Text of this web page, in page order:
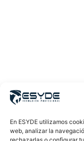
En ESYDE utilizamos
web, analizar la